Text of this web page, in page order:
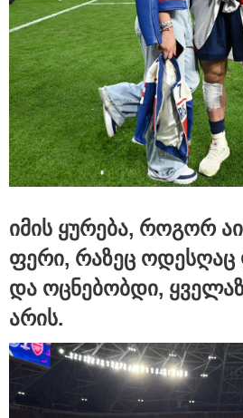
გიგა ავალიანის საქმეზე
კლინიკიდან ზაჰესის
იზოლატორში გადაიყვანეს
12:54 / 06-08-2026
შვილი დაიხრჩო
იმის ყუ­რე­ბა, რო­გორ
ფე­რი, რა­ზეც
და ოც­ნე­ბობ­დი,
არის.